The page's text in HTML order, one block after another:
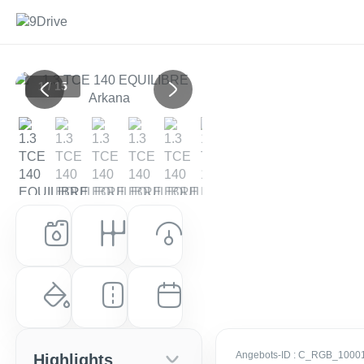
Previous Next
1 / 15
Kraftstoff
Benzin Automatik
Leistung (PS)
140 PS (103 kW)
Farbe
Onyx-Schwarz (Schwarz)
Laufleistung
21.590 km
Erstzulassung
EZ: Dez. 2023
Angebots-ID :
Highlights